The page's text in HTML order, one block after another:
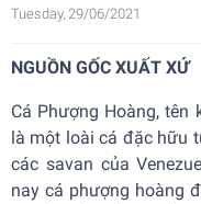
Tuesday, 29/06/2021
NGUỒN GỐC XUẤT XỨ
Cá Phượng Hoàng, tên
là một loài cá đặc hữu
các savan của
nay cá phượng hoàng